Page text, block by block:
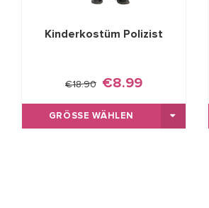
Kinderkostüm Polizist
€18.90 €8.99
GRÖSSE WÄHLEN